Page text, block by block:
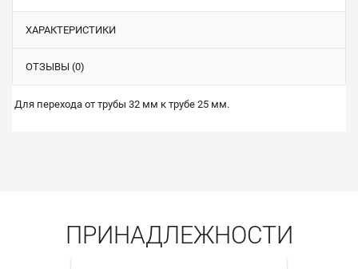
ХАРАКТЕРИСТИКИ
ОТЗЫВЫ (0)
Для перехода от трубы 32 мм к трубе 25 мм.
ПРИНАДЛЕЖНОСТИ